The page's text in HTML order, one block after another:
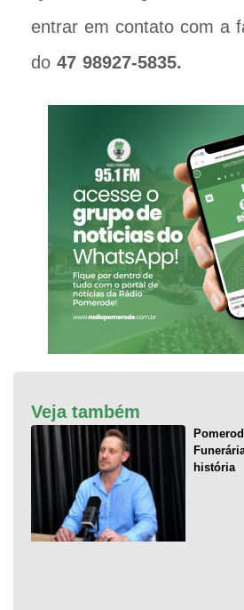
entrar em contato com a
do 47 98927-5835.
Veja também
história